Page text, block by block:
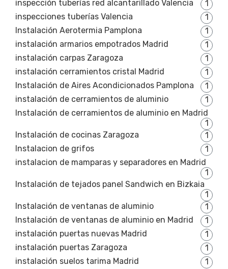
inspección tuberías red alcantarillado Valencia
1
inspecciones tuberías Valencia
1
Instalación Aerotermia Pamplona
1
instalación armarios empotrados Madrid
1
instalación carpas Zaragoza
1
instalación cerramientos cristal Madrid
1
Instalación de Aires Acondicionados Pamplona
1
instalación de cerramientos de aluminio
1
Instalación de cerramientos de aluminio en Madrid
1
Instalación de cocinas Zaragoza
1
Instalacion de grifos
1
instalacion de mamparas y separadores en Madrid
1
Instalación de tejados panel Sandwich en Bizkaia
1
Instalación de ventanas de aluminio
1
Instalación de ventanas de aluminio en Madrid
1
instalación puertas nuevas Madrid
1
instalación puertas Zaragoza
1
instalación suelos tarima Madrid
1